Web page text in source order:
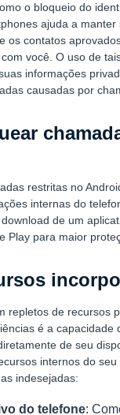
o bloqueio do
ajuda a manter
os contatos
você. O uso de
informações
causadas por
restritas no
internas do
de um
Play para maior
repletos de recursos
é a capacidade
de seu
internos do
indesejadas:
do telefone: